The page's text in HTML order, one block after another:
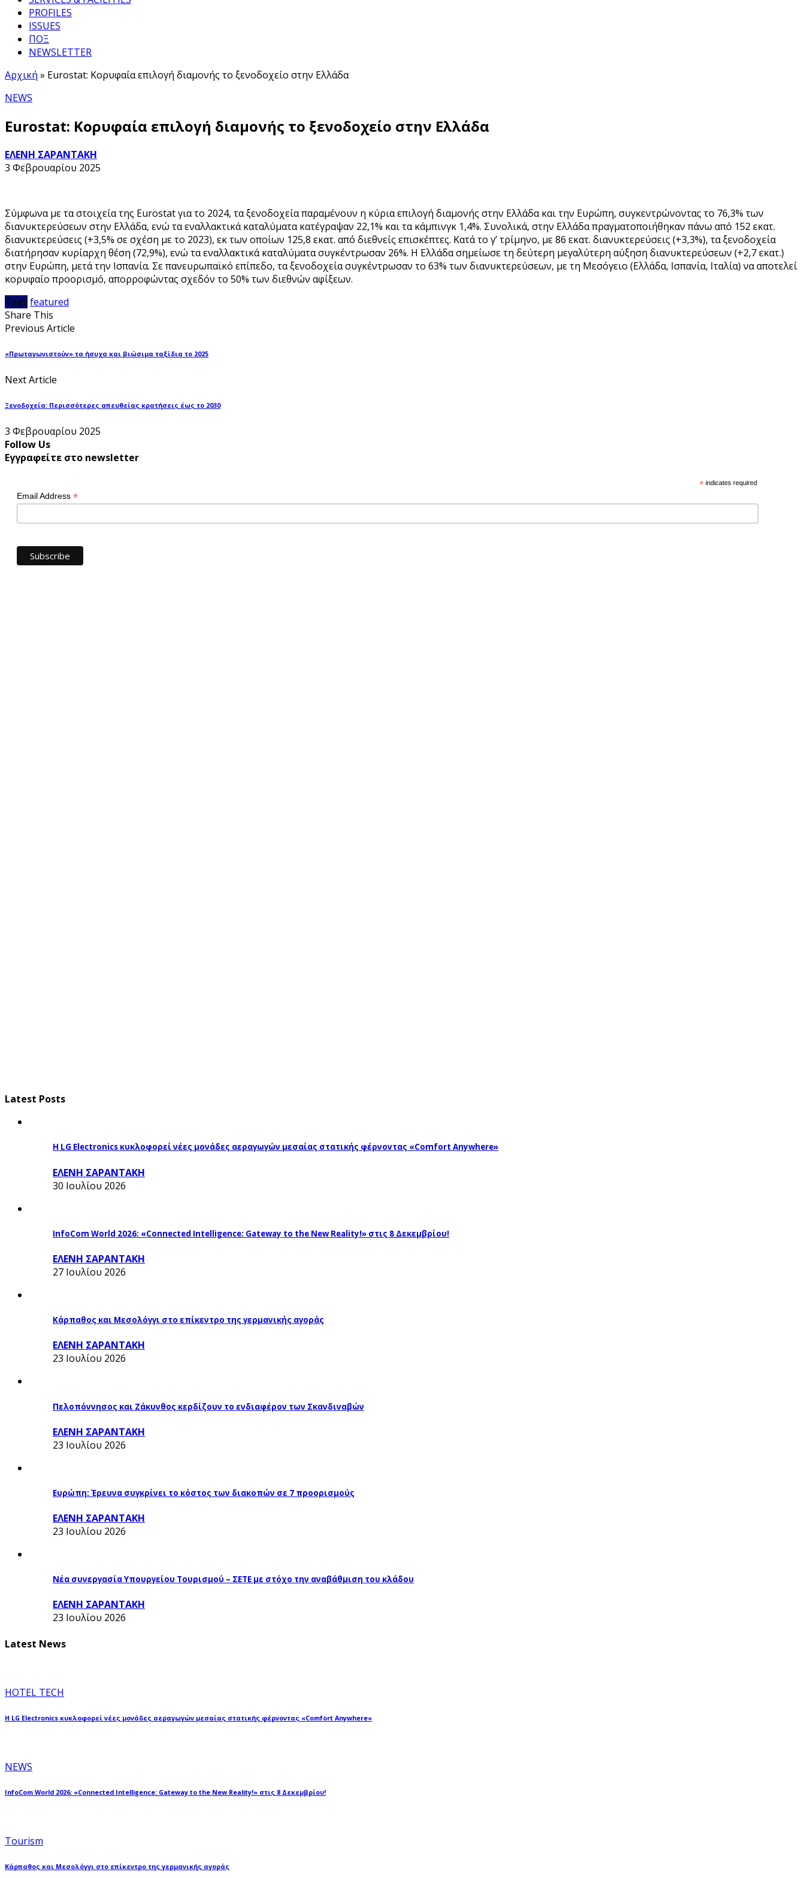
PROFILES
ISSUES
ΠΟΞ
NEWSLETTER
Αρχική » Eurostat: Κορυφαία επιλογή διαμονής το ξενοδοχείο στην Ελλάδα
NEWS
Eurostat: Κορυφαία επιλογή διαμονής το ξενοδοχείο στην Ελλάδα
ΕΛΕΝΗ ΣΑΡΑΝΤΑΚΗ
3 Φεβρουαρίου 2025
Σύμφωνα με τα στοιχεία της Eurostat για το 2024, τα ξενοδοχεία παραμένουν η κύρια επιλογή διαμονής στην Ελλάδα και την Ευρώπη, συγκεντρώνοντας το 76,3% των
διανυκτερεύσεων στην Ελλάδα, ενώ τα εναλλακτικά καταλύματα κατέγραψαν 22,1% και τα κάμπινγκ 1,4%. Συνολικά, στην Ελλάδα πραγματοποιήθηκαν πάνω από 152 εκατ.
διανυκτερεύσεις (+3,5% σε σχέση με το 2023), εκ των οποίων 125,8 εκατ. από διεθνείς επισκέπτες. Κατά το γ’ τρίμηνο, με 86 εκατ. διανυκτερεύσεις (+3,3%), τα ξενοδοχεία
διατήρησαν κυρίαρχη θέση (72,9%), ενώ τα εναλλακτικά καταλύματα συγκέντρωσαν 26%. Η Ελλάδα σημείωσε τη δεύτερη μεγαλύτερη αύξηση διανυκτερεύσεων (+2,7 εκατ.)
στην Ευρώπη, μετά την Ισπανία. Σε πανευρωπαϊκό επίπεδο, τα ξενοδοχεία συγκέντρωσαν το 63% των διανυκτερεύσεων, με τη Μεσόγειο (Ελλάδα, Ισπανία, Ιταλία) να αποτελεί
κορυφαίο προορισμό, απορροφώντας σχεδόν το 50% των διεθνών αφίξεων.
Tags featured
Share This
Previous Article
«Πρωταγωνιστούν» τα ήσυχα και βιώσιμα ταξίδια το 2025
Next Article
Ξενοδοχεία: Περισσότερες απευθείας κρατήσεις έως το 2030
3 Φεβρουαρίου 2025
Follow Us
Εγγραφείτε στο newsletter
* indicates required
Email Address *
Latest Posts
Η LG Electronics κυκλοφορεί νέες μονάδες αεραγωγών μεσαίας στατικής φέρνοντας «Comfort Anywhere»
ΕΛΕΝΗ ΣΑΡΑΝΤΑΚΗ
30 Ιουλίου 2026
InfoCom World 2026: «Connected Intelligence: Gateway to the New Reality!» στις 8 Δεκεμβρίου!
ΕΛΕΝΗ ΣΑΡΑΝΤΑΚΗ
27 Ιουλίου 2026
Κάρπαθος και Μεσολόγγι στο επίκεντρο της γερμανικής αγοράς
ΕΛΕΝΗ ΣΑΡΑΝΤΑΚΗ
23 Ιουλίου 2026
Πελοπόννησος και Ζάκυνθος κερδίζουν το ενδιαφέρον των Σκανδιναβών
ΕΛΕΝΗ ΣΑΡΑΝΤΑΚΗ
23 Ιουλίου 2026
Ευρώπη: Έρευνα συγκρίνει το κόστος των διακοπών σε 7 προορισμούς
ΕΛΕΝΗ ΣΑΡΑΝΤΑΚΗ
23 Ιουλίου 2026
Νέα συνεργασία Υπουργείου Τουρισμού – ΣΕΤΕ με στόχο την αναβάθμιση του κλάδου
ΕΛΕΝΗ ΣΑΡΑΝΤΑΚΗ
23 Ιουλίου 2026
Latest News
HOTEL TECH
Η LG Electronics κυκλοφορεί νέες μονάδες αεραγωγών μεσαίας στατικής φέρνοντας «Comfort Anywhere»
NEWS
InfoCom World 2026: «Connected Intelligence: Gateway to the New Reality!» στις 8 Δεκεμβρίου!
Tourism
Κάρπαθος και Μεσολόγγι στο επίκεντρο της γερμανικής αγοράς